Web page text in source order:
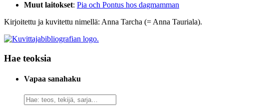
Muut laitokset: Pia och Pontus hos dagmamman
Kirjoitettu ja kuvitettu nimellä: Anna Tarcha (= Anna Tauriala).
Hae teoksia
Vapaa sanahaku
Vapaa
sanahaku